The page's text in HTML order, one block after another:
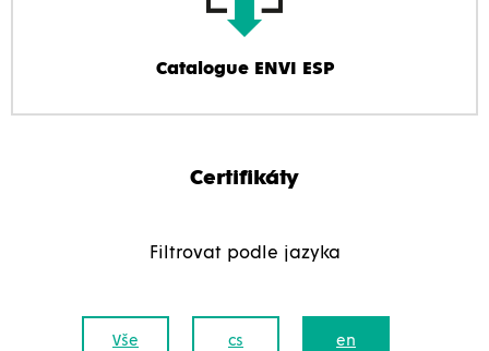
Catalogue ENVI ESP
Certifikáty
Filtrovat podle jazyka
Vše cs en